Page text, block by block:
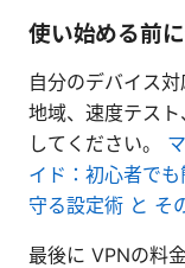
使い始める前
自分のデバイス
地域、速度テス
してください。
イド：初心者で
守る設定術 と そ
最後に VPNの料